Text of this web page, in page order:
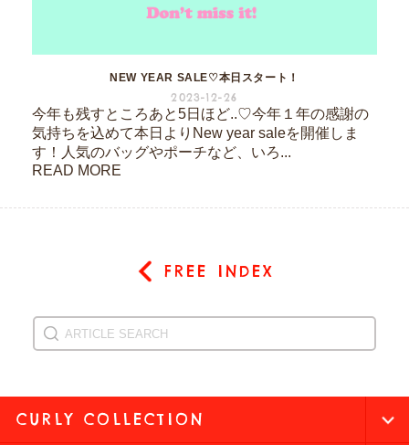
NEW YEAR SALE♡本日スタート！
2023-12-26
今年も残すところあと5日ほど..♡今年１年の感謝の
気持ちを込めて本日よりNew year saleを開催しま
す！人気のバッグやポーチなど、いろ...
READ MORE
FREE INDEX
CURLY COLLECTION